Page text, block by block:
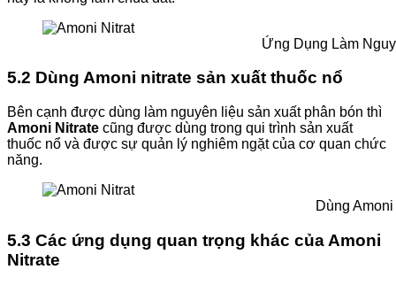
Ứng Dụng Làm
5.2 Dùng Amoni nitrate sản xuất thuốc nổ
Bên cạnh được dùng làm nguyên liệu sản xuất phân bón thì
Amoni Nitrate cũng được dùng trong qui trình sản xuất
thuốc nổ và được sự quản lý nghiêm ngặt của cơ quan chức
năng.
Dùng
5.3 Các ứng dụng quan trọng khác của Amoni
Nitrate